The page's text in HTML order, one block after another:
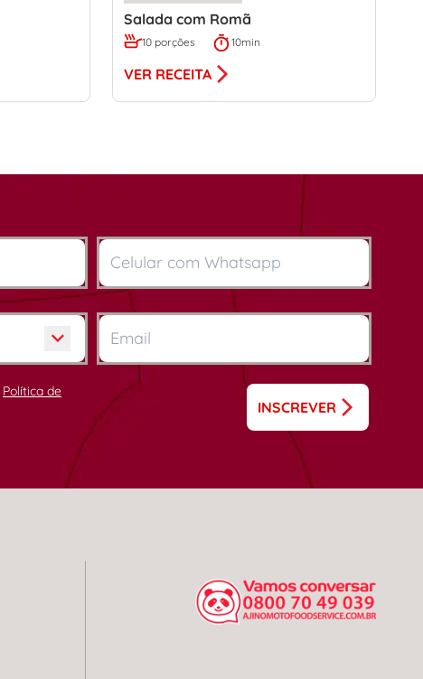
Salada com Romã
10 porções 10min
VER RECEITA
Política de
INSCREVER